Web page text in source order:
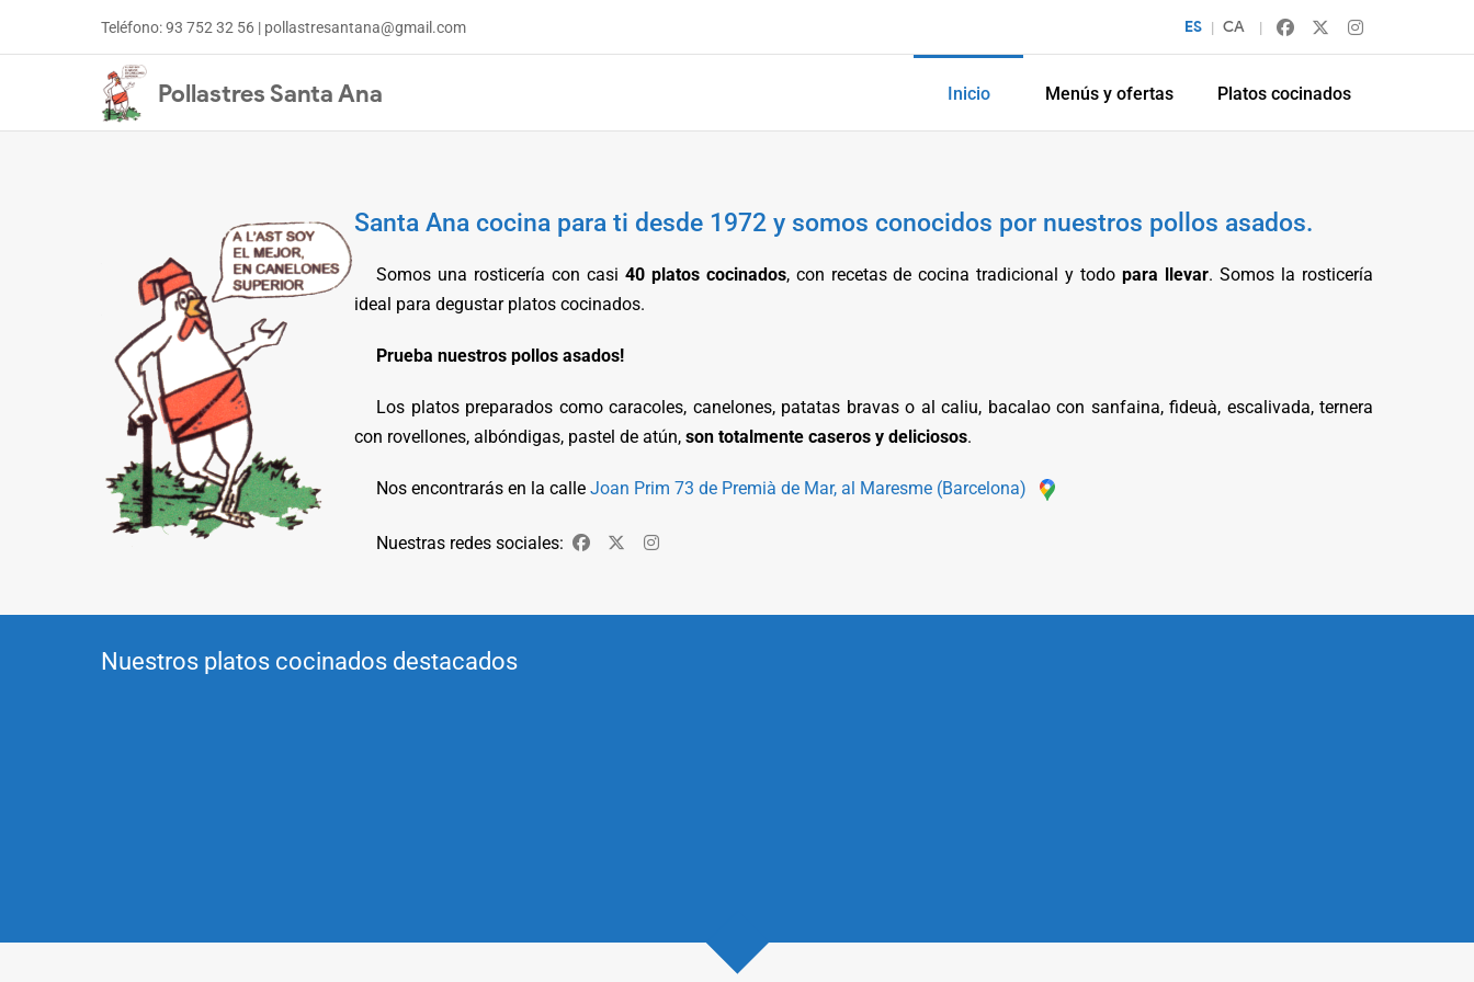
Teléfono:93 752 32 56 | pollastresantana@gmail.com ES | CA | Facebook
X (Twitter)Instagram
Pollastres Santa Ana Inicio Menús y ofertas Platos cocinados
Santa Ana cocina para ti desde 1972 y somos conocidos por nuestros pollos asados.
Somos una rosticería con casi 40 platos cocinados, con recetas de cocina tradicional y todopara llevar. Somos la rosticería
ideal para degustar platos cocinados.
Prueba nuestros pollos asados!
Los platos preparados como caracoles, canelones, patatas bravas o al caliu, bacalao con sanfaina, fideuà, escalivada, ternera
con rovellones, albóndigas, pastel de atún, son totalmente caseros y deliciosos.
Nos encontrarás en la calle Joan Prim 73 de Premià de Mar, al Maresme (Barcelona)
Nuestras redes sociales: Facebook
TwitterInstagram
Nuestros platos cocinados destacados